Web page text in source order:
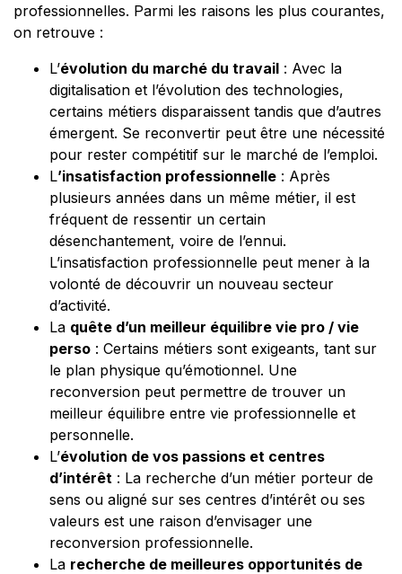
professionnelles. Parmi les raisons les plus courantes,
on retrouve :
L’évolution du marché du travail : Avec la
digitalisation et l’évolution des technologies,
certains métiers disparaissent tandis que d’autres
émergent. Se reconvertir peut être une nécessité
pour rester compétitif sur le marché de l’emploi.
L’insatisfaction professionnelle : Après
plusieurs années dans un même métier, il est
fréquent de ressentir un certain
désenchantement, voire de l’ennui.
L’insatisfaction professionnelle peut mener à la
volonté de découvrir un nouveau secteur
d’activité.
La quête d’un meilleur équilibre vie pro / vie
perso : Certains métiers sont exigeants, tant sur
le plan physique qu’émotionnel. Une
reconversion peut permettre de trouver un
meilleur équilibre entre vie professionnelle et
personnelle.
L’évolution de vos passions et centres
d’intérêt : La recherche d’un métier porteur de
sens ou aligné sur ses centres d’intérêt ou ses
valeurs est une raison d’envisager une
reconversion professionnelle.
La recherche de meilleures opportunités de